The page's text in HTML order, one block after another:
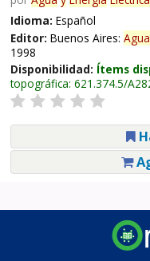
Idioma: Español
Editor: Buenos Aires: Agua
1998
Disponibilidad: Ítems
topográfica: 621.374.5/